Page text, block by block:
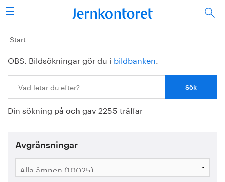
Sök
Stålindustrin
Vision 2050
Forskning/utbildning
Energi/miljö
Vi tycker
Start
OBS. Bildsökningar gör du i bildbanken.
Din sökning på och gav 2255 träffar
Avgränsningar